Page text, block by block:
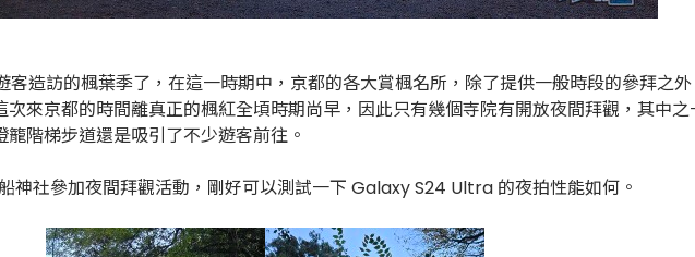
客造訪的楓葉季了，在這一時期中，京都的各大賞楓名所，除了提供一般時段的參拜之
來京都的時間離真正的楓紅全頃時期尚早，因此只有幾個寺院有開放夜間拜觀，其中
階梯步道還是吸引了不少遊客前往。
社參加夜間拜觀活動，剛好可以測試一下 Galaxy S24 Ultra 的夜拍性能如何。